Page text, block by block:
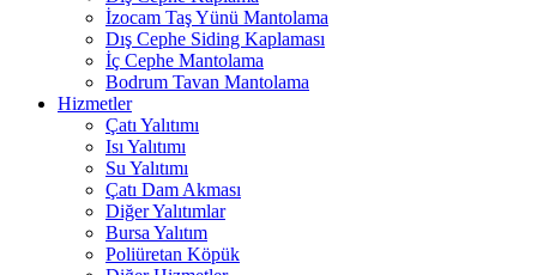
İzocam Taş Yünü Mantolama
Dış Cephe Siding Kaplaması
İç Cephe Mantolama
Bodrum Tavan Mantolama
Hizmetler
Çatı Yalıtımı
Isı Yalıtımı
Su Yalıtımı
Çatı Dam Akması
Diğer Yalıtımlar
Bursa Yalıtım
Poliüretan Köpük